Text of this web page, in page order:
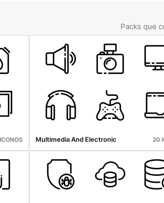
Packs que
Multimedia And Electronic 20